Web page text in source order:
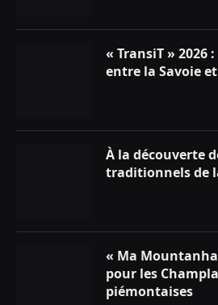
« TransiT » 2026
entre la Savoie
À la découverte
traditionnels de
« Ma
pour les
piémontaises